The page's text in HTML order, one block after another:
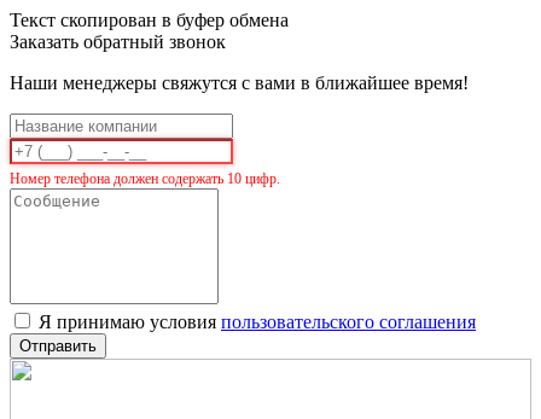
Текст скопирован в буфер обмена
Заказать обратный звонок
Наши менеджеры свяжутся с вами в ближайшее время!
Номер телефона должен содержать 10 цифр.
Я принимаю условия пользовательского соглашения
Отправить